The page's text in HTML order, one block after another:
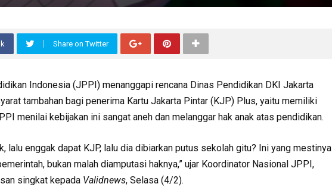
Share on Twitter
Indonesia (JPPI) menanggapi rencana Dinas Pendidikan DKI Jakarta
tambahan bagi penerima Kartu Jakarta Pintar (KJP) Plus, yaitu memiliki
menilai kebijakan ini sangat aneh dan melanggar hak anak atas pendidikan.
lalu enggak dapat KJP, lalu dia dibiarkan putus sekolah gitu? Ini yang mestinya
bukan malah diamputasi haknya,” ujar Koordinator Nasional JPPI,
singkat kepada Validnews, Selasa (4/2).